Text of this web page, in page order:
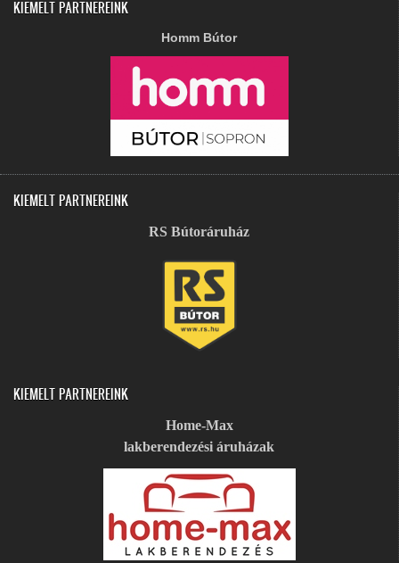
KIEMELT PARTNEREINK
Homm Bútor
KIEMELT PARTNEREINK
RS Bútoráruház
KIEMELT PARTNEREINK
Home-Max
lakberendezési áruházak